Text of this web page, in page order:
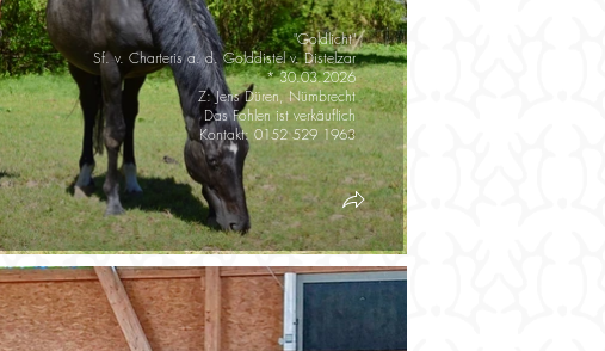
"Goldlicht"
Sf. v. Charteris a. d. Golddistel v. Distelzar
* 30.03.2026
Z: Jens Düren, Nümbrecht
Das Fohlen ist verkäuflich
Kontakt: 0152 529 1963